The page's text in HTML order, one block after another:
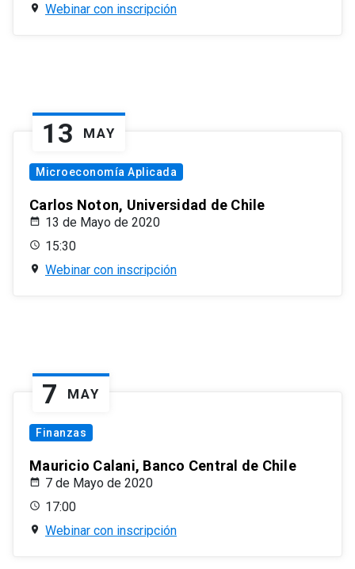
Webinar con inscripción
13 MAY
Microeconomía Aplicada
Carlos Noton, Universidad de Chile
13 de Mayo de 2020
15:30
Webinar con inscripción
7 MAY
Finanzas
Mauricio Calani, Banco Central de Chile
7 de Mayo de 2020
17:00
Webinar con inscripción